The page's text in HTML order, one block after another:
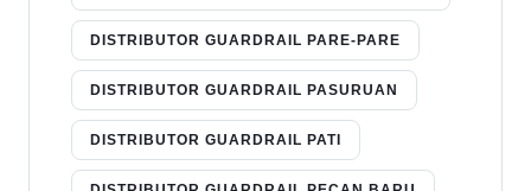
DISTRIBUTOR GUARDRAIL PARE-PARE
DISTRIBUTOR GUARDRAIL PASURUAN
DISTRIBUTOR GUARDRAIL PATI